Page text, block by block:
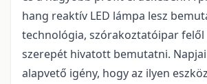
hang reaktív LED lámpa lesz
technológia, szórakoztatóipar
szerepét hivatott bemutatni.
alapvető igény, hogy az ilyen